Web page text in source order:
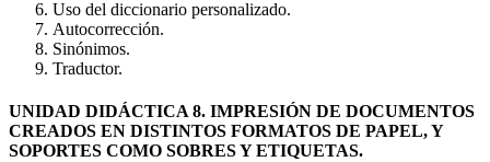
Uso del diccionario personalizado.
Autocorrección.
Sinónimos.
Traductor.
UNIDAD DIDÁCTICA 8. IMPRESIÓN DE DOCUMENTOS
CREADOS EN DISTINTOS FORMATOS DE PAPEL, Y
SOPORTES COMO SOBRES Y ETIQUETAS.